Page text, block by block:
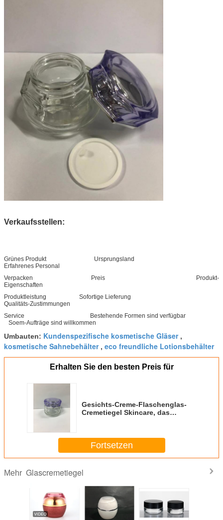
Verkaufsstellen:
Grünes Produkt Ursprungsland
Erfahrenes Personal
Verpacken Preis Produkt-
Eigenschaften
Produktleistung Sofortige Lieferung
Qualitäts-Zustimmungen
Service Bestehende Formen sind verfügbar
Soem-Aufträge sind willkommen
Umbauten: Kundenspezifische kosmetische Gläser,
kosmetische Sahnebehälter, eco freundliche Lotionsbehälter
Erhalten Sie den besten Preis für
Gesichts-Creme-Flaschenglas-
Cremetiegel Skincare, das
Fortsetzen
Mehr Glascremetiegel